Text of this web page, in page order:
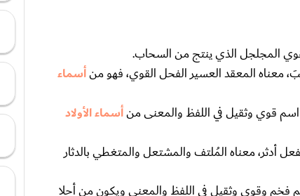
المجلجل الذي ينتج من السحاب.
معناه المعقد العسير الفحل القوي، فهو منأسماء
اسم قوي وثقيل في اللفظ والمعنى منأسماء الأولاد
أدثر، معناه المُلتف والمشتعل والمتغطي بالدثار
فخم وقوي وثقيل في اللفظ والمعنى ويكون من أحلا